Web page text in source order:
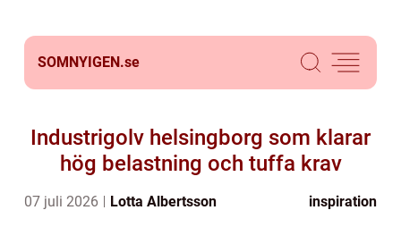
SOMNYIGEN.se
Industrigolv helsingborg som klarar
hög belastning och tuffa krav
07 juli 2026 Lotta Albertsson inspiration